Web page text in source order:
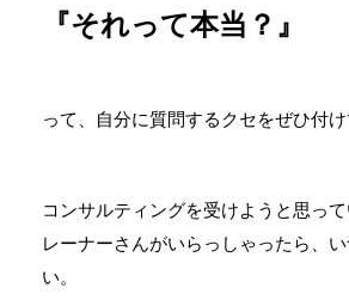
『それって本当？』
って、自分に質問するクセをぜひ付け
コンサルティングを受けようと思っ
レーナーさんがいらっしゃったら、
い。